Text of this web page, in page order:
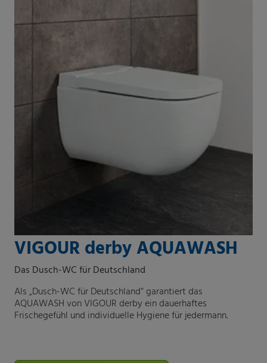
VIGOUR derby AQUAWASH
Das Dusch-WC für Deutschland
Als „Dusch-WC für Deutschland“ garantiert das
AQUAWASH von VIGOUR derby ein dauerhaftes
Frischegefühl und individuelle Hygiene für jedermann.